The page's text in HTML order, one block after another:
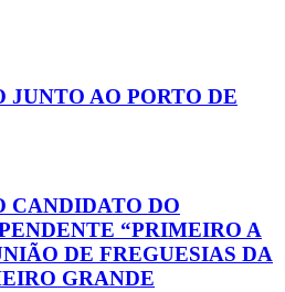
JUNTO AO PORTO DE
CANDIDATO DO
“PRIMEIRO A
DE FREGUESIAS DA
GRANDE